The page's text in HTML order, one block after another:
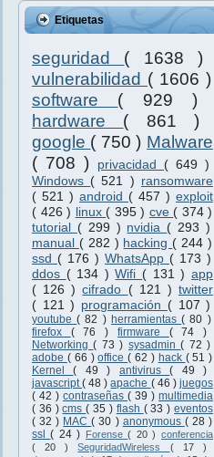
Etiquetas
seguridad ( 1638 )
vulnerabilidad ( 1606 )
software ( 929 )
hardware ( 861 )
google ( 750 ) Malware
( 708 )
privacidad ( 649 )
Windows ( 521 ) ransomware
( 521 ) android ( 457 ) exploit
( 426 ) linux ( 395 ) cve ( 374 )
tutorial ( 299 ) nvidia ( 293 )
manual ( 282 ) hacking ( 244 )
ssd ( 176 ) WhatsApp ( 173 )
ddos ( 134 )Wifi ( 131 ) app
( 126 )cifrado ( 121 )twitter
( 121 ) programación ( 107 )
youtube( 82 ) herramientas( 80 )
firefox ( 76 ) firmware ( 74 )
Networking( 73 ) sysadmin( 72 )
adobe ( 66 )office( 62 ) hack ( 51 )
Kernel( 49 ) antivirus( 49 )
javascript( 48 )apache ( 46 ) juegos
( 42 ) contraseñas ( 39 ) multimedia
( 36 )cms( 35 ) flash ( 33 )eventos
( 32 ) MAC( 30 ) anonymous ( 28 )
ssl( 24 ) Forense( 20 ) conferencia
( 20 )SeguridadWireless ( 17 )